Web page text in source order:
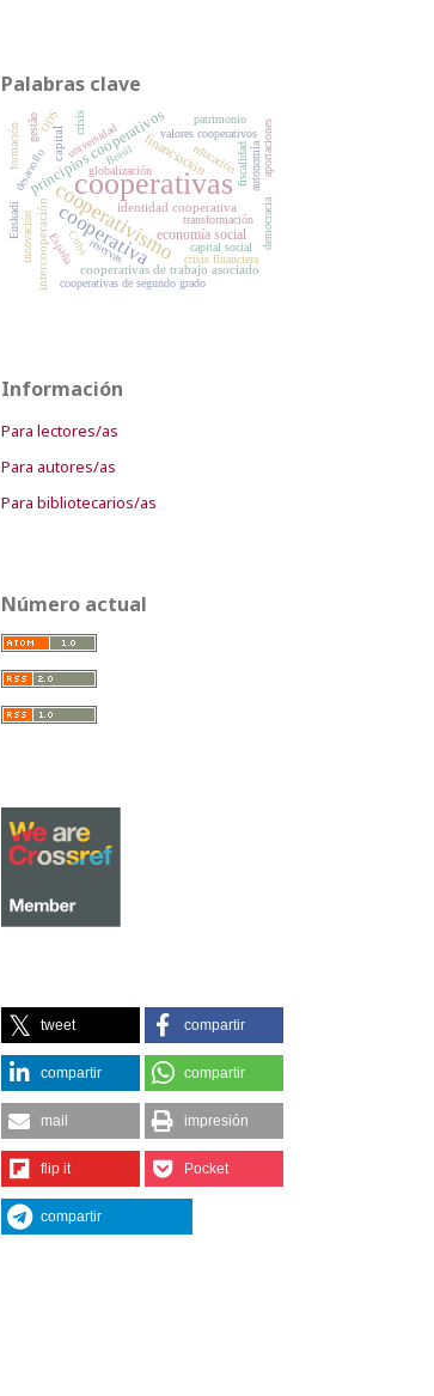
Palabras clave
cooperativas
cooperativismo
cooperativa
principios cooperativos
economía social
financiación
capital
cooperativas de trabajo asociado
identidad cooperativa
intercooperación
valores cooperativos
fiscalidad
transformación
educación
cooperativas de segundo grado
democracia
globalización
innovación
desarrollo
capital social
universidad
Cuba
autonomía
crisis
España
formación
Euskadi
patrimonio aportaciones
crisis financiera
reservas
Brasil
gestãoODS
Información
Para lectores/as
Para autores/as
Para bibliotecarios/as
Número actual
tweet compartir
compartir compartir
mail impresión
flip it Pocket
compartir